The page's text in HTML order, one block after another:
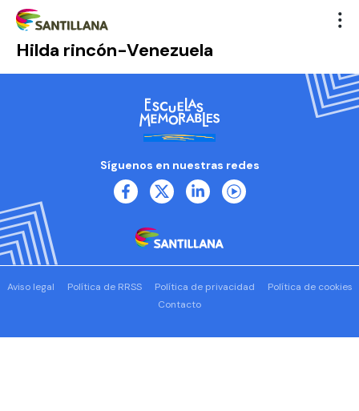
Hilda rincón-Venezuela
Síguenos en nuestras redes
Aviso legal Política de RRSS Política de privacidad
Política de cookies
Contacto